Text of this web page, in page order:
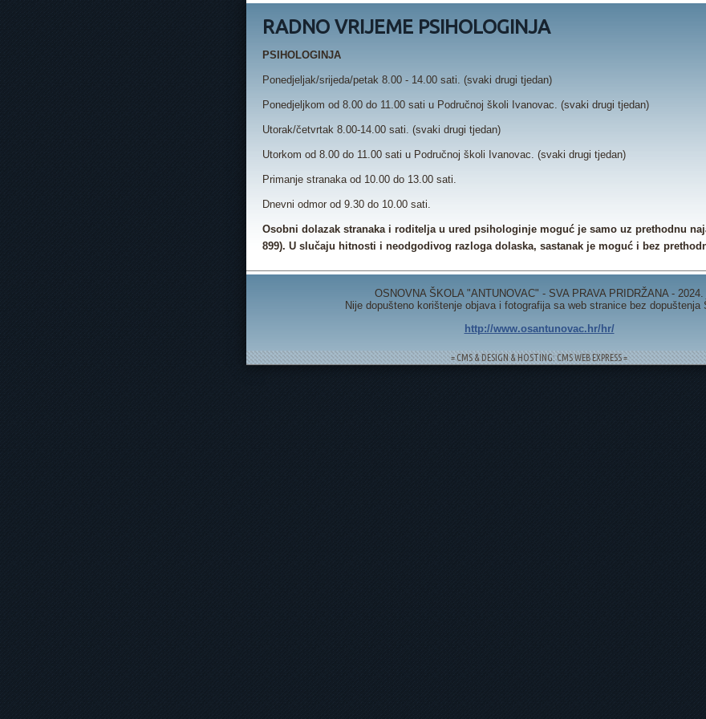
RADNO VRIJEME PSIHOLOGINJA
PSIHOLOGINJA
Ponedjeljak/srijeda/petak 8.00 - 14.00 sati. (svaki drugi tjedan)
Ponedjeljkom od 8.00 do 11.00 sati u Područnoj školi Ivanovac. (svaki drugi tjedan)
Utorak/četvrtak 8.00-14.00 sati. (svaki drugi tjedan)
Utorkom od 8.00 do 11.00 sati u Područnoj školi Ivanovac. (svaki drugi tjedan)
Primanje stranaka od 10.00 do 13.00 sati.
Dnevni odmor od 9.30 do 10.00 sati.
Osobni dolazak stranaka i roditelja u ured psihologinje moguć je samo uz prethodnu
899). U slučaju hitnosti i neodgodivog razloga dolaska, sastanak je moguć i bez
OSNOVNA ŠKOLA "ANTUNOVAC" - SVA PRAVA PRIDRŽANA - 2024.
Nije dopušteno korištenje objava i fotografija sa web stranice bez dopuštenja
http://www.osantunovac.hr/hr/
= CMS & DESIGN & HOSTING: CMS WEB EXPRESS =